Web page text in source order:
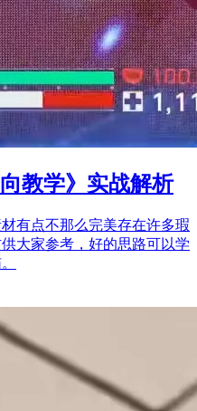
教学》实战解析
有点不那么完美存在许多瑕
大家参考，好的思路可以学